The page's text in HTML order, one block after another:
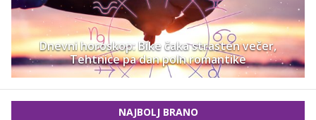
Dnevni horoskop: Bike čaka strasten večer,
Tehtnice pa dan poln romantike
NAJBOLJ BRANO